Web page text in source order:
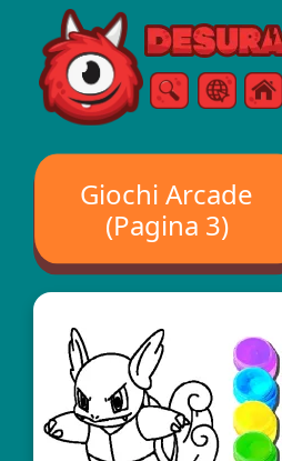
Free Online Games
RicercaMenù
Giochi Arcade
(Pagina 3)